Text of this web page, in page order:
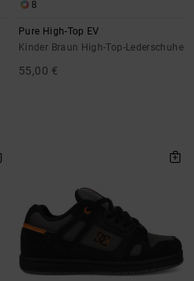
8
Pure High-Top EV
Kinder Braun High-Top-Lederschuhe
55,00 €